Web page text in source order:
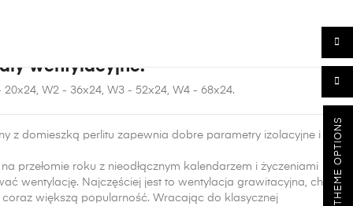
wentylacyjne.
20x24, W2 - 36x24, W3 - 52x24, W4 - 68x24.
z domieszką perlitu zapewnia dobre parametry izolacyjne i
przełomie roku z nieodłącznym kalendarzem i życzeniami
wentylację. Najczęściej jest to wentylacja grawitacyjna, choć
większą popularność. Wracając do klasycznej
THEME OPTIONS